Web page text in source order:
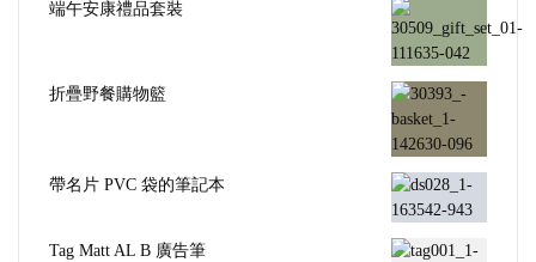
端午安康禮品套裝
折疊野餐購物籃
帶名片 PVC 袋的筆記本
Tag Matt AL B 廣告筆